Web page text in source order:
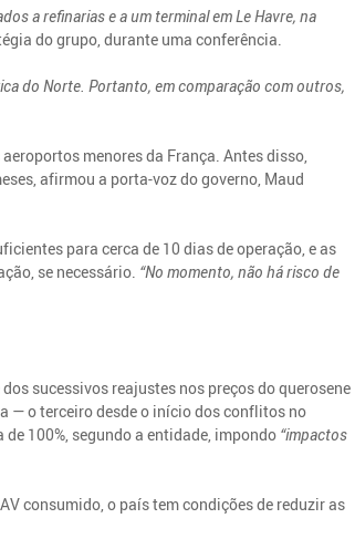
a refinarias e a um terminal em Le Havre, na
do grupo, durante uma conferência.
do Norte. Portanto, em comparação com outros,
menores da França. Antes disso,
afirmou a porta-voz do governo, Maud
para cerca de 10 dias de operação, e as
se necessário. “No momento, não há risco de
sucessivos reajustes nos preços do querosene
— o terceiro desde o início dos conflitos no
100%, segundo a entidade, impondo “impactos
consumido, o país tem condições de reduzir as